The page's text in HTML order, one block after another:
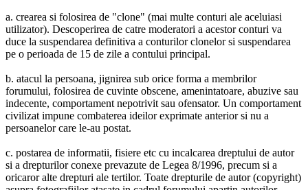
a. crearea si folosirea de "clone" (mai multe conturi ale aceluiasi
utilizator). Descoperirea de catre moderatori a acestor conturi va
duce la suspendarea definitiva a conturilor clonelor si suspendarea
pe o perioada de 15 de zile a contului principal.
b. atacul la persoana, jignirea sub orice forma a membrilor
forumului, folosirea de cuvinte obscene, amenintatoare, abuzive sau
indecente, comportament nepotrivit sau ofensator. Un comportament
civilizat impune combaterea ideilor exprimate anterior si nu a
persoanelor care le-au postat.
c. postarea de informatii, fisiere etc cu incalcarea dreptului de autor
si a drepturilor conexe prevazute de Legea 8/1996, precum si a
oricaror alte drepturi ale tertilor. Toate drepturile de autor (copyright)